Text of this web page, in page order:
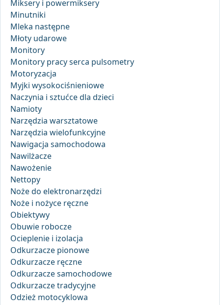
Miksery i powermiksery
Minutniki
Mleka następne
Młoty udarowe
Monitory
Monitory pracy serca pulsometry
Motoryzacja
Myjki wysokociśnieniowe
Naczynia i sztućce dla dzieci
Namioty
Narzędzia warsztatowe
Narzędzia wielofunkcyjne
Nawigacja samochodowa
Nawilżacze
Nawożenie
Nettopy
Noże do elektronarzędzi
Noże i nożyce ręczne
Obiektywy
Obuwie robocze
Ocieplenie i izolacja
Odkurzacze pionowe
Odkurzacze ręczne
Odkurzacze samochodowe
Odkurzacze tradycyjne
Odzież motocyklowa